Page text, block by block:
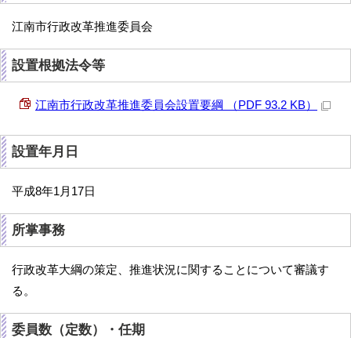
江南市行政改革推進委員会
設置根拠法令等
江南市行政改革推進委員会設置要綱 （PDF 93.2 KB）
設置年月日
平成8年1月17日
所掌事務
行政改革大綱の策定、推進状況に関することについて審議す
る。
委員数（定数）・任期